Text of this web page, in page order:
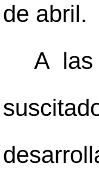
de abril.
A las